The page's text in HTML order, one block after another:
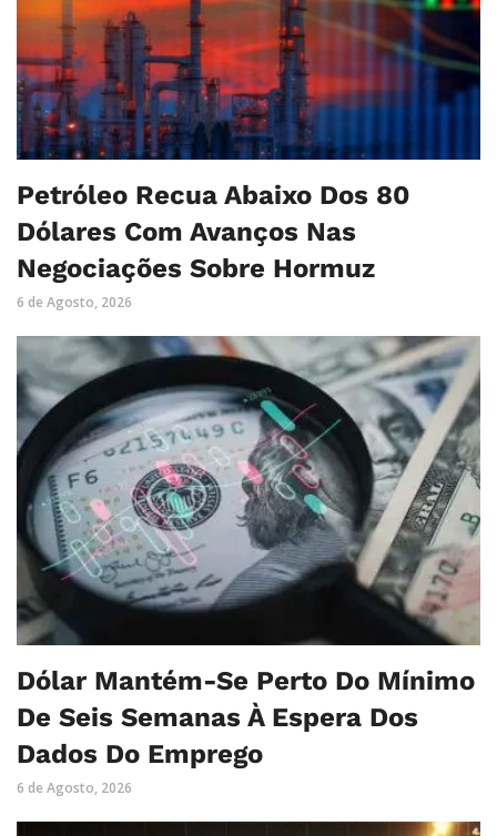
Petróleo Recua Abaixo Dos 80
Dólares Com Avanços Nas
Negociações Sobre Hormuz
6 de Agosto, 2026
Dólar Mantém-Se Perto Do Mínimo
De Seis Semanas À Espera Dos
Dados Do Emprego
6 de Agosto, 2026